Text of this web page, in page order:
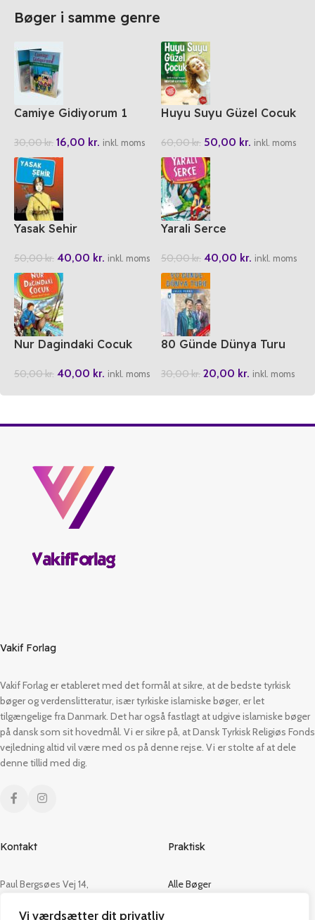
Vi værdsætter dit privatliv
Bøger i samme genre
Camiye Gidiyorum 1
30,00kr. 16,00 kr. inkl. moms
Huyu Suyu Güzel Cocuk
60,00kr. 50,00 kr. inkl. moms
Yasak Sehir
50,00kr. 40,00 kr. inkl. moms
Yarali Serce
50,00kr. 40,00 kr. inkl. moms
Nur Dagindaki Cocuk
50,00kr. 40,00 kr. inkl. moms
80 Günde Dünya Turu
30,00kr. 20,00 kr. inkl. moms
Vakif Forlag
Vakif Forlag er etableret med det formål at sikre, at de bedste tyrkisk
bøger og verdenslitteratur, især tyrkiske islamiske bøger, er let
tilgængelige fra Danmark. Det har også fastlagt at udgive islamiske bøger
på dansk som sit hovedmål. Vi er sikre på, at Dansk Tyrkisk Religiøs Fonds
vejledning altid vil være med os på denne rejse. Vi er stolte af at dele
denne tillid med dig.
Kontakt
Paul Bergsøes Vej 14,
CVR: 42813915
Praktisk
Alle Bøger